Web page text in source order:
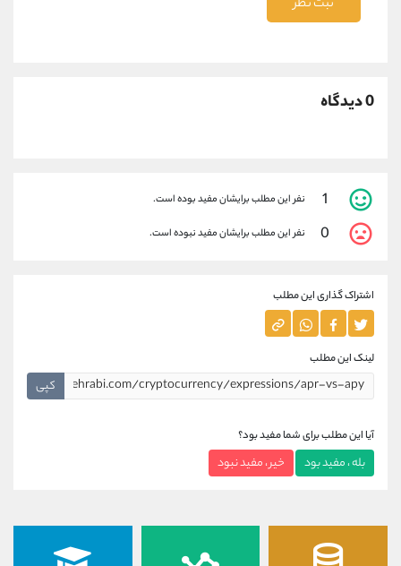
ثبت نظر
0 دیدگاه
1 نفر این مطلب برایشان مفید بوده است.
0 نفر این مطلب برایشان مفید نبوده است.
اشتراک گذاری این مطلب
لینک این مطلب
کپی
آیا این مطلب برای شما مفید بود؟
بله ، مفید بود خیر ، مفید نبود